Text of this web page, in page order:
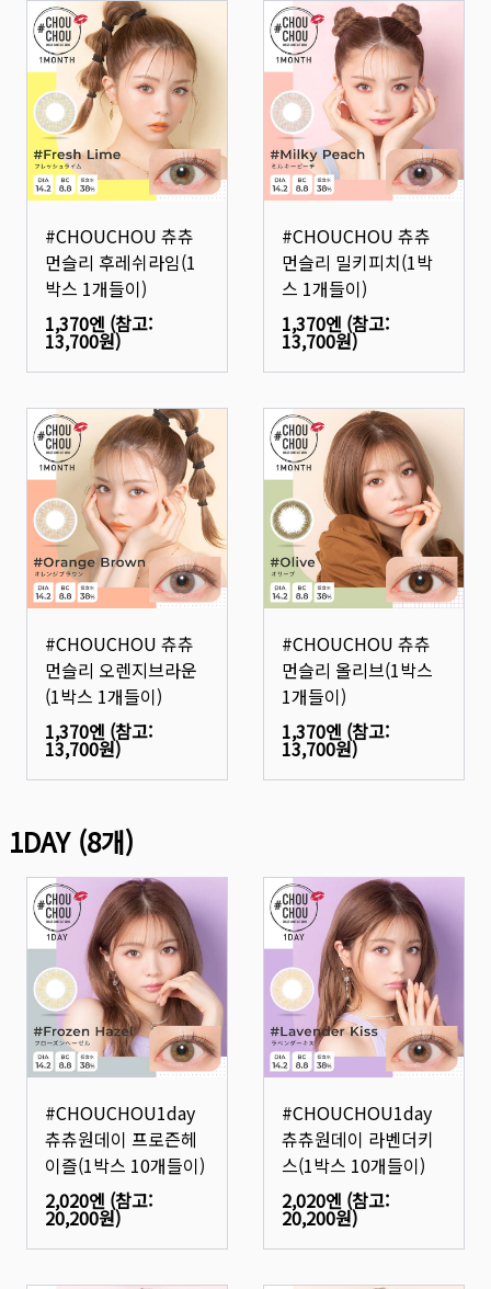
#CHOUCHOU 츄츄
먼슬리 후레쉬라임(1
박스 1개들이)
1,370엔 (참고:
13,700원)
#CHOUCHOU 츄츄
먼슬리 밀키피치(1박
스 1개들이)
1,370엔 (참고:
13,700원)
#CHOUCHOU 츄츄
먼슬리 오렌지브라운
(1박스 1개들이)
1,370엔 (참고:
13,700원)
#CHOUCHOU 츄츄
먼슬리 올리브(1박스
1개들이)
1,370엔 (참고:
13,700원)
1DAY(8개)
#CHOUCHOU1day
츄츄원데이 프로즌헤
이즐(1박스 10개들이)
2,020엔 (참고:
20,200원)
#CHOUCHOU1day
츄츄원데이 라벤더키
스(1박스 10개들이)
2,020엔 (참고:
20,200원)